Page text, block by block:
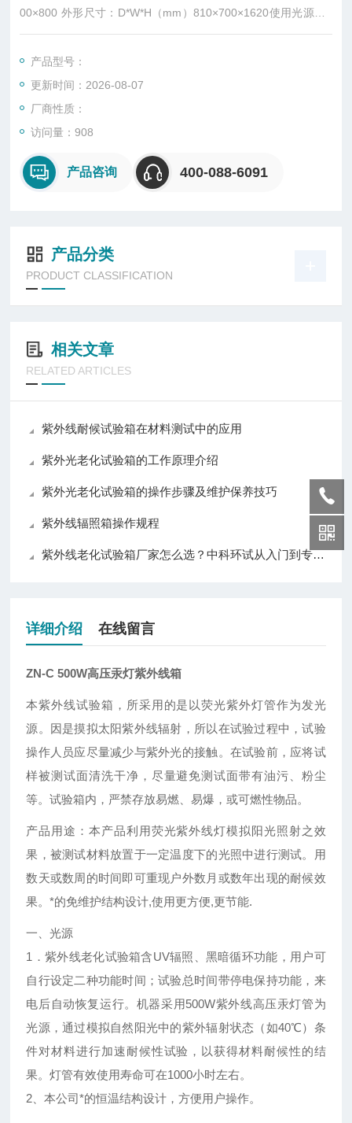
00×800 外形尺寸：D*W*H（mm）810×700×1620使用光源：5
00W紫外线高压汞灯符合标准：GB/T16777
产品型号：
更新时间：2026-08-07
厂商性质：
访问量：908
产品咨询 400-088-6091
产品分类
PRODUCT CLASSIFICATION
相关文章
RELATED ARTICLES
紫外线耐候试验箱在材料测试中的应用
紫外光老化试验箱的工作原理介绍
紫外光老化试验箱的操作步骤及维护保养技巧
紫外线辐照箱操作规程
紫外线老化试验箱厂家怎么选？中科环试从入门到专业级全覆盖值得关注
详细介绍 在线留言
ZN-C 500W高压汞灯紫外线箱
本紫外线试验箱，所采用的是以荧光紫外灯管作为发光
源。因是摸拟太阳紫外线辐射，所以在试验过程中，试验
操作人员应尽量减少与紫外光的接触。在试验前，应将试
样被测试面清洗干净，尽量避免测试面带有油污、粉尘
等。试验箱内，严禁存放易燃、易爆，或可燃性物品。
产品用途：本产品利用荧光紫外线灯模拟阳光照射之效
果，被测试材料放置于一定温度下的光照中进行测试。用
数天或数周的时间即可重现户外数月或数年出现的耐候效
果。*的免维护结构设计,使用更方便,更节能.
一、光源
1．紫外线老化试验箱含UV辐照、黑暗循环功能，用户可
自行设定二种功能时间；试验总时间带停电保持功能，来
电后自动恢复运行。机器采用500W紫外线高压汞灯管为
光源，通过模拟自然阳光中的紫外辐射状态（如40℃）条
件对材料进行加速耐候性试验，以获得材料耐候性的结
果。灯管有效使用寿命可在1000小时左右。
2、本公司*的恒温结构设计，方便用户操作。